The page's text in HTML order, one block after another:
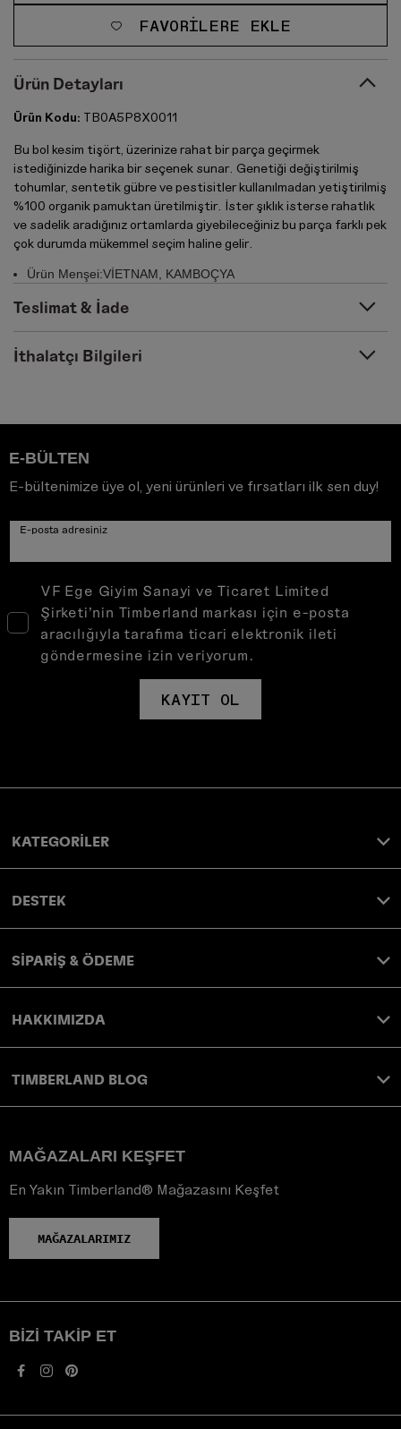
FAVORILERE EKLE
Ürün Detayları
Ürün Kodu: TB0A5P8X0011
Bu bol kesim tişört, üzerinize rahat bir parça geçirmek
istediğinizde harika bir seçenek sunar. Genetiği değiştirilmiş
tohumlar, sentetik gübre ve pestisitler kullanılmadan yetiştirilmiş
%100 organik pamuktan üretilmiştir. İster şıklık isterse rahatlık
ve sadelik aradığınız ortamlarda giyebileceğiniz bu parça farklı pek
çok durumda mükemmel seçim haline gelir.
Ürün Menşei:VİETNAM, KAMBOÇYA
Teslimat & İade
İthalatçı Bilgileri
E-BÜLTEN
E-bültenimize üye ol, yeni ürünleri ve fırsatları ilk sen duy!
E-posta adresiniz
VF Ege Giyim Sanayi ve Ticaret Limited
Şirketi’nin Timberland markası için e-posta
aracılığıyla tarafıma ticari elektronik ileti
göndermesine izin veriyorum.
KAYIT OL
KATEGORİLER
DESTEK
SİPARİŞ & ÖDEME
HAKKIMIZDA
TIMBERLAND BLOG
MAĞAZALARI KEŞFET
En Yakın Timberland® Mağazasını Keşfet
MAĞAZALARIMIZ
BIZI TAKIP ET